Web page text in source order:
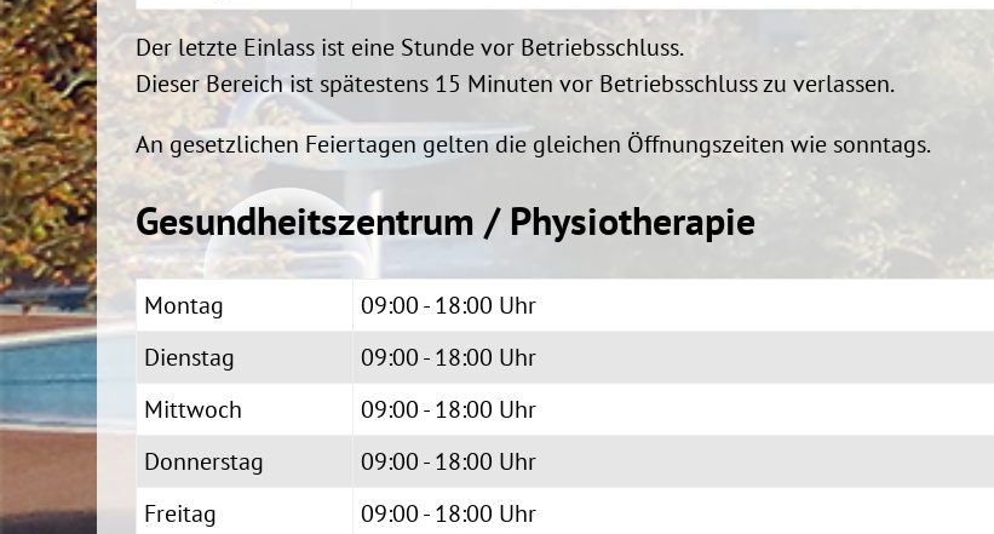
Der letzte Einlass ist eine Stunde vor Betriebsschluss.
Dieser Bereich ist spätestens 15 Minuten vor Betriebsschluss zu verlassen.
An gesetzlichen Feiertagen gelten die gleichen Öffnungszeiten wie sonntags.
Gesundheitszentrum / Physiotherapie
Montag
09:00 - 18:00 Uhr
Dienstag
09:00 - 18:00 Uhr
Mittwoch
09:00 - 18:00 Uhr
Donnerstag
09:00 - 18:00 Uhr
Freitag
09:00 - 18:00 Uhr